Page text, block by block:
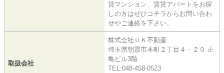
貸マンション、賃貸アパートをお探
しの方はぜひコチラからお問い合わ
せやご連絡を下さい。
取扱会社
株式会社ＵＫ不動産
埼玉県朝霞市本町２丁目４－２０ 正
亀ビル3階
TEL:048-458-0523